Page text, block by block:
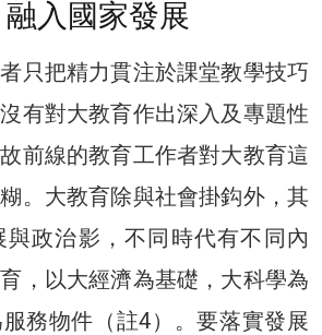
入國家發展
者只把精力貫注於課堂教學技巧
有對大教育作出深入及專題性
前線的教育工作者對大教育這
。大教育除與社會掛鈎外，其
政治影，不同時代有不同內
，以大經濟為基礎，大科學為
務物件（註4）。要落實發展